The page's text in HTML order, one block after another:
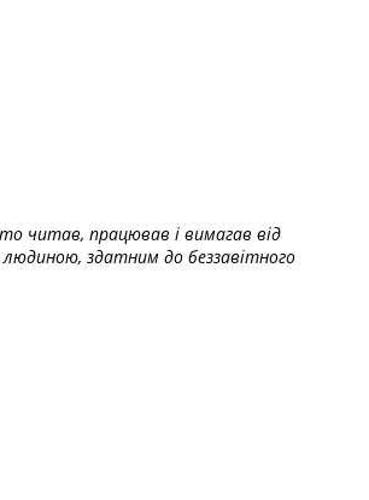
читав, працював і вимагав від
здатним до беззавітного